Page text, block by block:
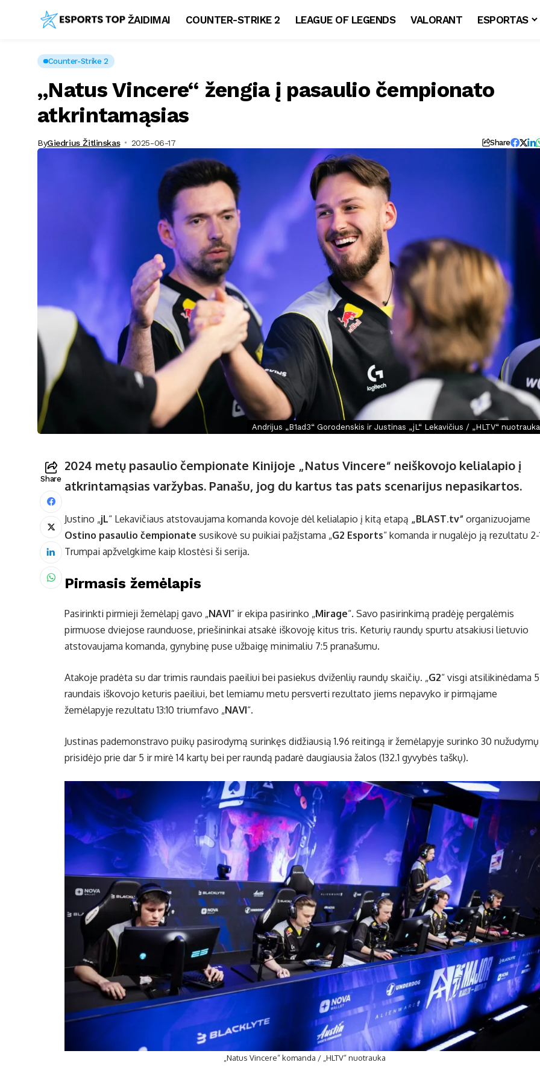
ŽAIDIMAI COUNTER-STRIKE 2 LEAGUE OF LEGENDS VALORANT ESPORTAS
Counter-Strike 2
„Natus Vincere“ žengia į pasaulio čempionato
atkrintamąsias
ByGiedrius Žitlinskas 2025-06-17 Share
Andrijus „B1ad3“ Gorodenskis ir Justinas „jL“ Lekavičius / „HLTV“ nuotrauka
Share
2024 metų pasaulio čempionate Kinijoje „Natus Vincere“ neiškovojo kelialapio į
atkrintamąsias varžybas. Panašu, jog du kartus tas pats scenarijus nepasikartos.
Justino „jL“ Lekavičiaus atstovaujama komanda kovoje dėl kelialapio į kitą etapą „BLAST.tv“ organizuojame
Ostino pasaulio čempionate susikovė su puikiai pažįstama „G2 Esports“ komanda ir nugalėjo ją rezultatu 2-
Trumpai apžvelgkime kaip klostėsi ši serija.
Pirmasis žemėlapis
Pasirinkti pirmieji žemėlapį gavo „NAVI“ ir ekipa pasirinko „Mirage“. Savo pasirinkimą pradėję pergalėmis
pirmuose dviejose raunduose, priešininkai atsakė iškovoję kitus tris. Keturių raundų spurtu atsakiusi lietuvio
atstovaujama komanda, gynybinę puse užbaigę minimaliu 7:5 pranašumu.
Atakoje pradėta su dar trimis raundais paeiliui bei pasiekus dviženlių raundų skaičių. „G2“ visgi atsilikinėdama 5
raundais iškovojo keturis paeiliui, bet lemiamu metu persverti rezultato jiems nepavyko ir pirmąjame
žemėlapyje rezultatu 13:10 triumfavo „NAVI“.
Justinas pademonstravo puikų pasirodymą surinkęs didžiausią 1.96 reitingą ir žemėlapyje surinko 30 nužudymų
prisidėjo prie dar 5 ir mirė 14 kartų bei per raundą padarė daugiausia žalos (132.1 gyvybės taškų).
„Natus Vincere“ komanda / „HLTV“ nuotrauka